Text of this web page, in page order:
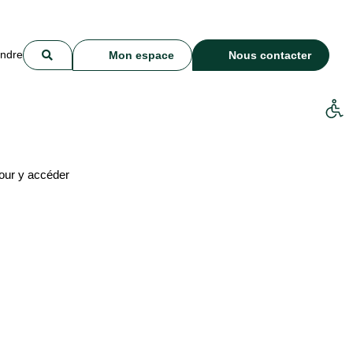
Mon espace Nous contacter
y accéder